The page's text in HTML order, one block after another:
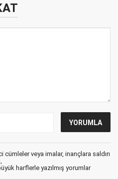
veya imalar, inançlara saldırı
harflerle yazılmış yorumlar